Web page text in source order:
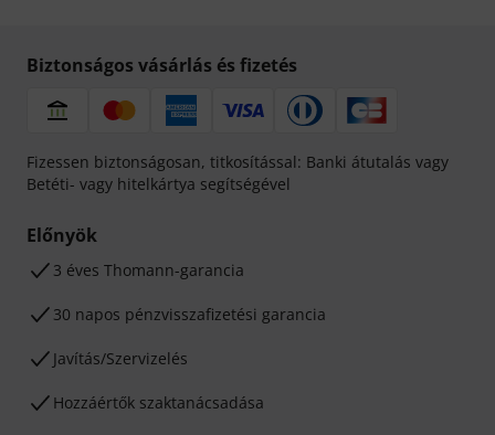
Biztonságos vásárlás és fizetés
Fizessen biztonságosan, titkosítással: Banki átutalás vagy
Betéti- vagy hitelkártya segítségével
Előnyök
3 éves Thomann-garancia
30 napos pénzvisszafizetési garancia
Javítás/Szervizelés
Hozzáértők szaktanácsadása